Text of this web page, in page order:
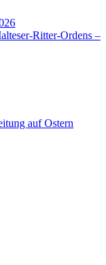
Ritter-Ordens –
auf Ostern